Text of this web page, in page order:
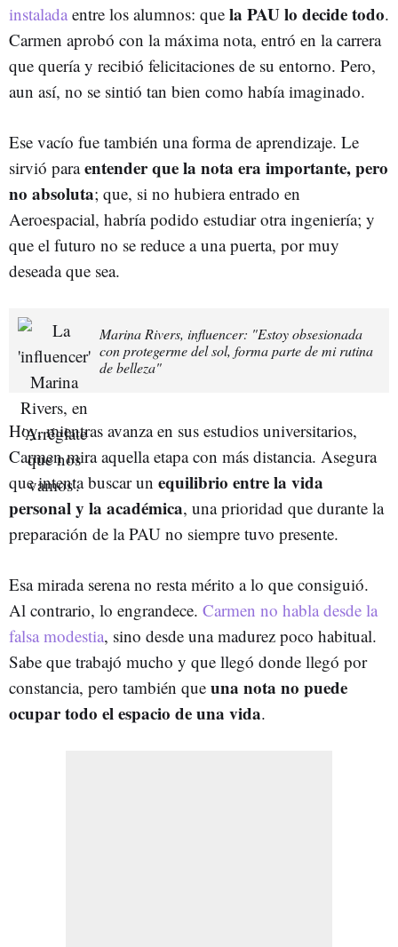
instalada entre los alumnos: que la PAU lo decide todo.
Carmen aprobó con la máxima nota, entró en la carrera
que quería y recibió felicitaciones de su entorno. Pero,
aun así, no se sintió tan bien como había imaginado.
Ese vacío fue también una forma de aprendizaje. Le
sirvió paraentender que la nota era importante, pero
no absoluta; que, si no hubiera entrado en
Aeroespacial, habría podido estudiar otra ingeniería; y
que el futuro no se reduce a una puerta, por muy
deseada que sea.
Marina Rivers, influencer: "Estoy obsesionada
con protegerme del sol, forma parte de mi rutina
de belleza"
Hoy, mientras avanza en sus estudios universitarios,
Carmen mira aquella etapa con más distancia. Asegura
que intenta buscar un equilibrio entre la vida
personal y la académica, una prioridad que durante la
preparación de la PAU no siempre tuvo presente.
Esa mirada serena no resta mérito a lo que consiguió.
Al contrario, lo engrandece. Carmen no habla desde la
falsa modestia, sino desde una madurez poco habitual.
Sabe que trabajó mucho y que llegó donde llegó por
constancia, pero también que una nota no puede
ocupar todo el espacio de una vida.